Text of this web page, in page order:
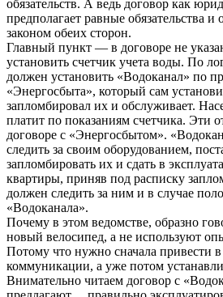
обязательств. А ведь договор как
предполагает равные обязательства и
законом обеих сторон.
Главный пункт — в договоре не
установить счетчик учета воды. По
должен установить «Водоканал» по
«Энергосбыта», который сам
запломбировал их и обслуживает.
платит по показаниям счетчика. Эти
договоре с «Энергосбытом».
следить за своим оборудованием,
запломбировать их и сдать в
квартиры, приняв под расписку
должен следить за ним и в случае
«Водоканала».
Почему в этом ведомстве, образно
новый велосипед, а не используют
Потому что нужно сначала привести в
коммуникации, а уже потом
Внимательно читаем договор с